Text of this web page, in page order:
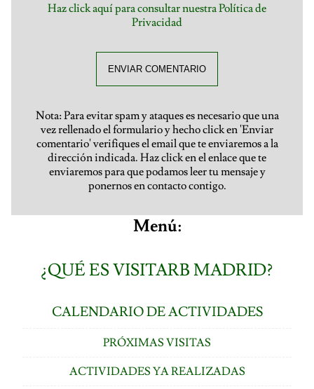
Haz click aquí para consultar nuestra Política de
Privacidad
ENVIAR COMENTARIO
Nota: Para evitar spam y ataques es necesario que una
vez rellenado el formulario y hecho click en 'Enviar
comentario' verifiques el email que te enviaremos a la
dirección indicada. Haz click en el enlace que te
enviaremos para que podamos leer tu mensaje y
ponernos en contacto contigo.
Menú:
¿QUÉ ES VISITARB MADRID?
CALENDARIO DE ACTIVIDADES
PRÓXIMAS VISITAS
ACTIVIDADES YA REALIZADAS